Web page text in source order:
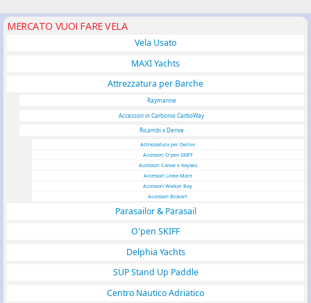
MERCATO VUOI FARE VELA
Vela Usato
MAXI Yachts
Attrezzatura per Barche
Raymarine
Accessori in Carbonio CarboWay
Ricambi x Derive
Attrezzatura per Derive
Accessori O'pen SKIFF
Accessori Canoe e Kayaks
Accessori Linea Mare
Accessori Walker Bay
Accessori Blokart
Parasailor & Parasail
O'pen SKIFF
Delphia Yachts
SUP Stand Up Paddle
Centro Nautico Adriatico